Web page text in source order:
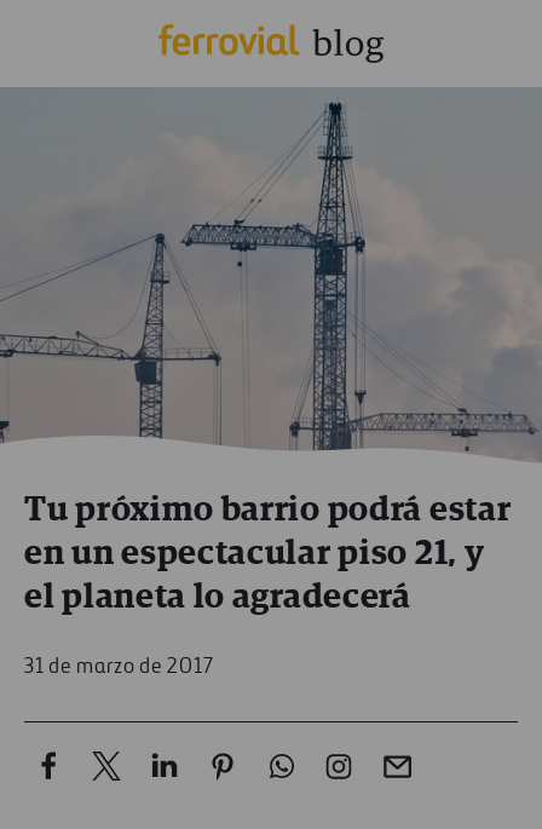
Tu próximo barrio podrá estar
en un espectacular piso 21, y
el planeta lo agradecerá
31 de marzo de 2017